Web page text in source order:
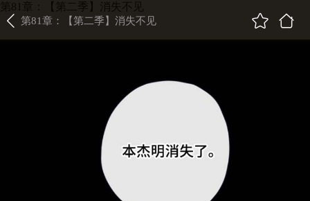
第81章：【第二季】消失不见
第81章：【第二季】消失不见